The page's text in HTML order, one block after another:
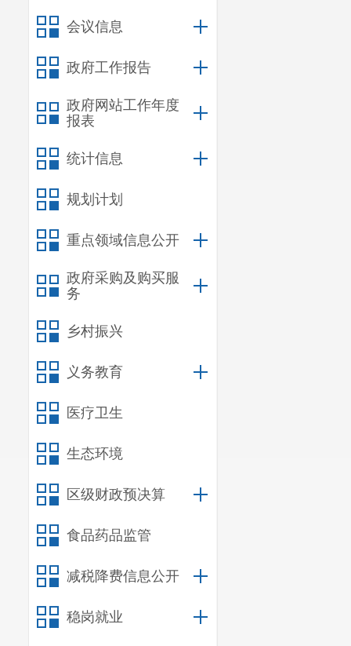
会议信息
政府工作报告
政府网站工作年度
报表
统计信息
规划计划
重点领域信息公开
政府采购及购买服
务
乡村振兴
义务教育
医疗卫生
生态环境
区级财政预决算
食品药品监管
减税降费信息公开
稳岗就业